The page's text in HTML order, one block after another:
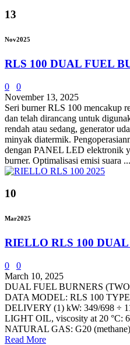
13
Nov2025
RLS 100 DUAL FUEL
0
0
November 13, 2025
Seri burner RLS 100 mencakup
dan telah dirancang untuk
rendah atau sedang, generator
minyak diatermik.
dengan PANEL LED elektronik
burner. Optimalisasi emisi suara ...
10
Mar2025
RIELLO RLS 100
0
0
March 10, 2025
DUAL FUEL BURNERS
DATA MODEL: RLS 100
DELIVERY (1) kW: 349/698 ÷
LIGHT OIL, viscosity at 20 °C:
NATURAL GAS: G20
Read More